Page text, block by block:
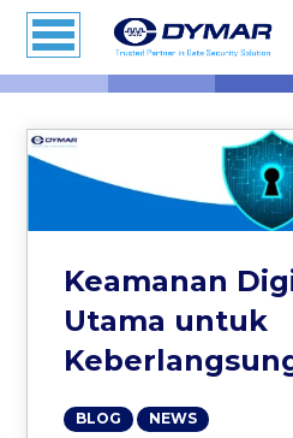
Keamanan
Utama untuk
BLOG NEWS